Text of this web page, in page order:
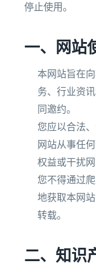
停止使用。
一、网站
本网站旨在
务、行业资
同邀约。
您应以合法
网站从事任
权益或干扰
您不得通过
地获取本网
转载。
二、知识